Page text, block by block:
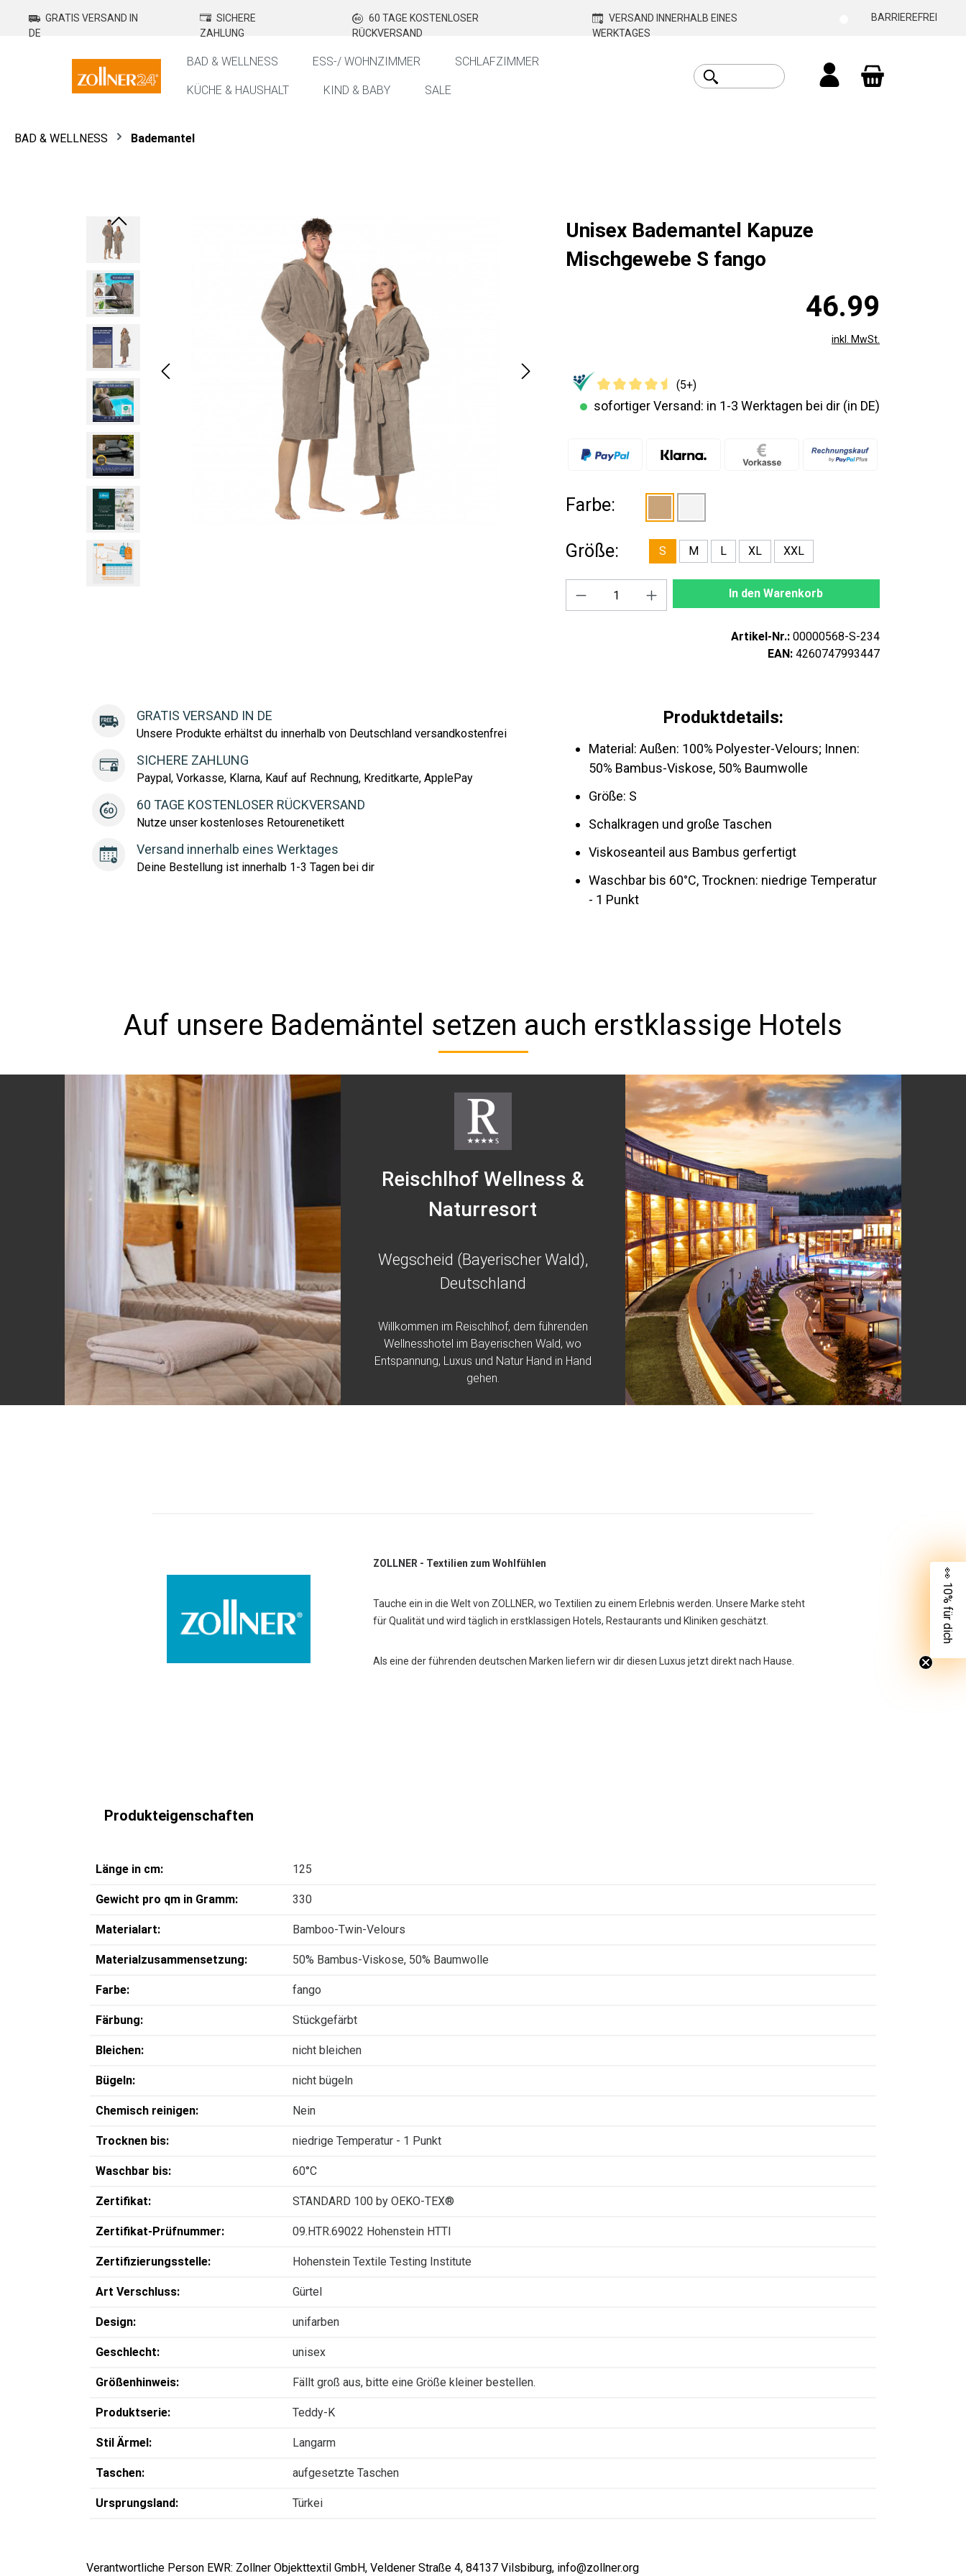
Zur Hauptnavigation springen
GRATIS VERSAND IN
DE
SICHERE
ZAHLUNG
60 TAGE KOSTENLOSER
RÜCKVERSAND
VERSAND INNERHALB EINES
WERKTAGES
BARRIEREFREI
BAD & WELLNESS ESS-/ WOHNZIMMER SCHLAFZIMMER
KÜCHE & HAUSHALT KIND & BABY
SALE
BAD & WELLNESS Bademantel
Bildergalerie überspringen
Unisex Bademantel Kapuze
Mischgewebe S fango
46.99
inkl. MwSt.
(5+)
sofortiger Versand: in 1-3 Werktagen bei dir (in DE)
Farbe:
Größe: S M L XL XXL
Produkt Anzahl: Gib den gewünschten Wert ein
In den Warenkorb
Artikel-Nr.: 00000568-S-234
EAN: 4260747993447
GRATIS VERSAND IN DE
Unsere Produkte erhältst du innerhalb von Deutschland versandkostenfrei
SICHERE ZAHLUNG
Paypal, Vorkasse, Klarna, Kauf auf Rechnung, Kreditkarte, ApplePay
60 TAGE KOSTENLOSER RÜCKVERSAND
Nutze unser kostenloses Retourenetikett
Versand innerhalb eines Werktages
Deine Bestellung ist innerhalb 1-3 Tagen bei dir
Produktdetails:
Material: Außen: 100% Polyester-Velours; Innen:
50% Bambus-Viskose, 50% Baumwolle
Größe: S
Schalkragen und große Taschen
Viskoseanteil aus Bambus gerfertigt
Waschbar bis 60°C, Trocknen: niedrige Temperatur
- 1 Punkt
Auf unsere Bademäntel setzen auch erstklassige Hotels
Reischlhof Wellness &
Naturresort
Wegscheid (Bayerischer Wald),
Deutschland
Willkommen im Reischlhof, dem führenden
Wellnesshotel im Bayerischen Wald, wo
Entspannung, Luxus und Natur Hand in Hand
gehen.
ZOLLNER - Textilien zum Wohlfühlen
Tauche ein in die Welt von ZOLLNER, wo Textilien zu einem Erlebnis werden. Unsere Marke steht
für Qualität und wird täglich in erstklassigen Hotels, Restaurants und Kliniken geschätzt.
Als eine der führenden deutschen Marken liefern wir dir diesen Luxus jetzt direkt nach Hause.
Produkteigenschaften
Länge in cm: 125
Gewicht pro qm in Gramm: 330
Materialart: Bamboo-Twin-Velours
Materialzusammensetzung: 50% Bambus-Viskose, 50% Baumwolle
Farbe: fango
Färbung: Stückgefärbt
Bleichen: nicht bleichen
Bügeln: nicht bügeln
Chemisch reinigen: Nein
Trocknen bis: niedrige Temperatur - 1 Punkt
Waschbar bis: 60°C
Zertifikat: STANDARD 100 by OEKO-TEX®
Zertifikat-Prüfnummer: 09.HTR.69022 Hohenstein HTTI
Zertifizierungsstelle: Hohenstein Textile Testing Institute
Art Verschluss: Gürtel
Design: unifarben
Geschlecht: unisex
Größenhinweis: Fällt groß aus, bitte eine Größe kleiner bestellen.
Produktserie: Teddy-K
Stil Ärmel: Langarm
Taschen: aufgesetzte Taschen
Ursprungsland: Türkei
Verantwortliche Person EWR: Zollner Objekttextil GmbH, Veldener Straße 4, 84137 Vilsbiburg, info@zollner.org
👀 10% für dich